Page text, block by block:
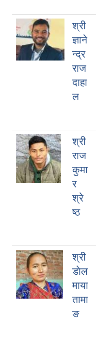
श्री
ज्ञाने
न्द्र
राज
दाहा
ल
श्री
राज
कुमा
र
श्रे
ष्ठ
श्री
डाेल
माया
तामा
ङ